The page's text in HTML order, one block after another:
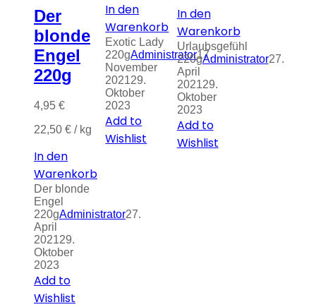
Der
blonde
Engel
220g
4,95 €
22,50 € / kg
In den
Warenkorb
Der blonde
Engel
220gAdministrator27.
April
202129.
Oktober
2023
Add to
Wishlist
In den
Warenkorb
Exotic Lady
220gAdministrator17.
November
202129.
Oktober
2023
Add to
Wishlist
In den
Warenkorb
Urlaubsgefühl
220gAdministrator27.
April
202129.
Oktober
2023
Add to
Wishlist